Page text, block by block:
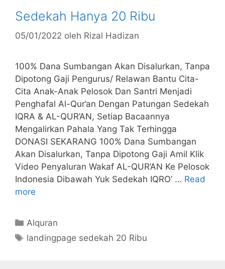
Sedekah Hanya 20 Ribu
05/01/2022 oleh Rizal Hadizan
100% Dana Sumbangan Akan Disalurkan, Tanpa
Dipotong Gaji Pengurus/ Relawan Bantu Cita-
Cita Anak-Anak Pelosok Dan Santri Menjadi
Penghafal Al-Qur’an Dengan Patungan Sedekah
IQRA & AL-QUR’AN, Setiap Bacaannya
Mengalirkan Pahala Yang Tak Terhingga
DONASI SEKARANG 100% Dana Sumbangan
Akan Disalurkan, Tanpa Dipotong Gaji Amil Klik
Video Penyaluran Wakaf AL-QUR’AN Ke Pelosok
Indonesia Dibawah Yuk Sedekah IQRO’ … Read
more
Kategori
Alquran
Tag
landingpage sedekah 20 Ribu